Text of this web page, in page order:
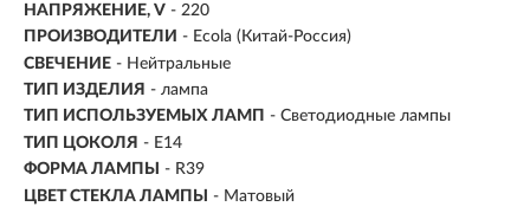
НАПРЯЖЕНИЕ, V - 220
ПРОИЗВОДИТЕЛИ - Ecola (Китай-Россия)
СВЕЧЕНИЕ - Нейтральные
ТИП ИЗДЕЛИЯ - лампа
ТИП ИСПОЛЬЗУЕМЫХ ЛАМП - Светодиодные лампы
ТИП ЦОКОЛЯ - E14
ФОРМА ЛАМПЫ
- R39
ЦВЕТ СТЕКЛА ЛАМПЫ
- Матовый